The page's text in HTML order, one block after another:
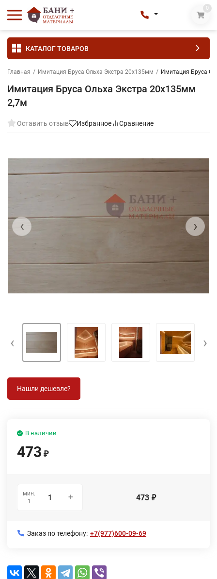
0
КАТАЛОГ ТОВАРОВ
Главная / Имитация Бруса Ольха Экстра 20х135мм / Имитация Бруса
Имитация Бруса Ольха Экстра 20х135мм
2,7м
Оставить отзыв Избранное Сравнение
‹ ›
‹ ›
В наличии
473 ₽
мин.
1
473 ₽
Заказ по телефону: +7(977)600-09-69